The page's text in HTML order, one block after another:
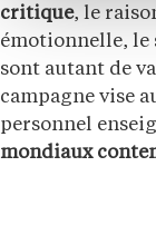
critique, le
émotionnelle, le
sont autant de
campagne vise
personnel
mondiaux